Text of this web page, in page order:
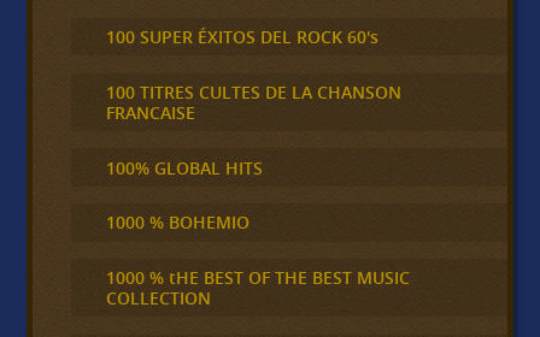
100 SUPER ÉXITOS DEL ROCK 60's
100 TITRES CULTES DE LA CHANSON
FRANCAISE
100% GLOBAL HITS
1000 % BOHEMIO
1000 % tHE BEST OF THE BEST MUSIC
COLLECTION